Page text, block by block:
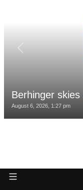
Berhinger
August 6, 2026, 1:27 pm